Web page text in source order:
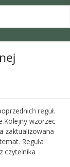
reguł.
wzorzec
zaktualizowana
Reguła
czytelnika